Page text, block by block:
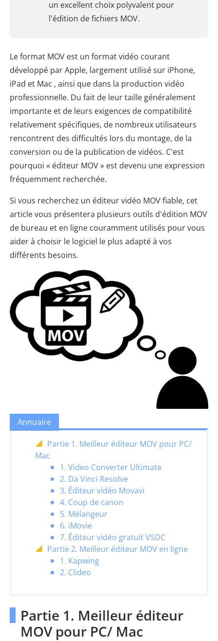
un excellent choix polyvalent pour
l'édition de fichiers MOV.
Le format MOV est un format vidéo courant
développé par Apple, largement utilisé sur iPhone,
iPad et Mac , ainsi que dans la production vidéo
professionnelle. Du fait de leur taille généralement
importante et de leurs exigences de compatibilité
relativement spécifiques, de nombreux utilisateurs
rencontrent des difficultés lors du montage, de la
conversion ou de la publication de vidéos. C'est
pourquoi « éditeur MOV » est devenu une expression
fréquemment recherchée.
Si vous recherchez un éditeur vidéo MOV fiable, cet
article vous présentera plusieurs outils d'édition MOV
de bureau et en ligne couramment utilisés pour vous
aider à choisir le logiciel le plus adapté à vos
différents besoins.
Annuaire
Partie 1. Meilleur éditeur MOV pour PC/
Mac
1. Video Converter Ultimate
2. Da Vinci Resolve
3. Éditeur vidéo Movavi
4. Coup de canon
5. Mélangeur
6. iMovie
7. Éditeur vidéo gratuit VSDC
Partie 2. Meilleur éditeur MOV en ligne
1. Kapwing
2. Clideo
Partie 1. Meilleur éditeur
MOV pour PC/ Mac